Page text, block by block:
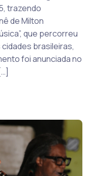
trazendo
de Milton
que percorreu
brasileiras,
foi anunciada no